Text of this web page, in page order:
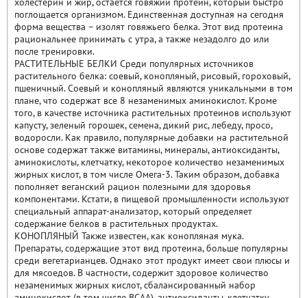
поглощается организмом. Единственная доступная на сегодня
форма вещества – изолят говяжьего белка. Этот вид протеина
рациональнее принимать с утра, а также незадолго до или
после тренировки.
РАСТИТЕЛЬНЫЕ БЕЛКИ Среди популярных источников
растительного белка: соевый, конопляный, рисовый, гороховый,
пшеничный. Соевый и конопляный являются уникальными в том
плане, что содержат все 8 незаменимых аминокислот. Кроме
того, в качестве источника растительных протеинов используют
капусту, зеленый горошек, семена, дикий рис, лебеду, просо,
водоросли. Как правило, популярные добавки на растительной
основе содержат также витамины, минералы, антиоксиданты,
аминокислоты, клетчатку, некоторое количество незаменимых
жирных кислот, в том числе Омега-3. Таким образом, добавка
пополняет веганский рацион полезными для здоровья
компонентами. Кстати, в пищевой промышленности используют
специальный аппарат-анализатор, который определяет
содержание белков в растительных продуктах.
КОНОПЛЯНЫЙ Также известен, как конопляная мука.
Препараты, содержащие этот вид протеина, больше популярны
среди вегетарианцев. Однако этот продукт имеет свои плюсы и
для мясоедов. В частности, содержит здоровое количество
незаменимых жирных кислот, сбалансированный набор